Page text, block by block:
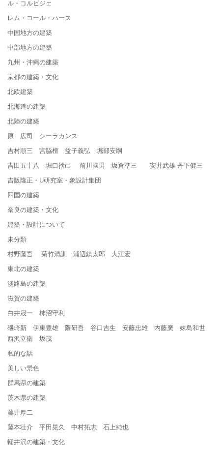
ル・コルビジェ
レム・コール・ハース
中国地方の建築
中部地方の建築
九州・沖縄の建築
京都の建築・文化
北欧建築
北海道の建築
北陸の建築
原 広司 シーラカンス
吉村順三 宮脇檀 益子義弘 堀部安嗣
吉田五十八 堀口捨己 前川國男 坂倉準三 安井武雄 丹下健三
吉阪隆正・U研究室・象設計集団
四国の建築
奈良の建築・文化
建築・設計について
未分類
村野藤吾 菊竹清訓 浦辺鎮太郎 大江宏
東北の建築
淡路島の建築
滋賀の建築
白井晟一 柿沼守利
磯崎新 伊東豊雄 隈研吾 谷口吉生 安藤忠雄 内藤廣 妹島和世
西沢立衛 坂茂
私的な話
美しい景色
群馬県の建築
茨木県の建築
藤井厚二
藤本壮介 平田晃久 中村拓志 石上純也
軽井沢の建築・文化